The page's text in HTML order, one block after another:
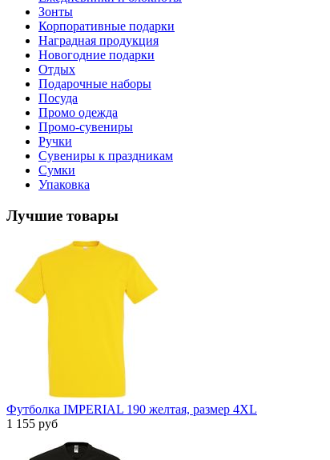
Зонты
Корпоративные подарки
Наградная продукция
Новогодние подарки
Отдых
Подарочные наборы
Посуда
Промо одежда
Промо-сувениры
Ручки
Сувениры к праздникам
Сумки
Упаковка
Лучшие товары
Футболка IMPERIAL 190 желтая, размер 4XL
1 155 руб